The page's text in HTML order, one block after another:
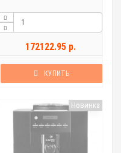
172122.95 р.
КУПИТЬ
Новинка